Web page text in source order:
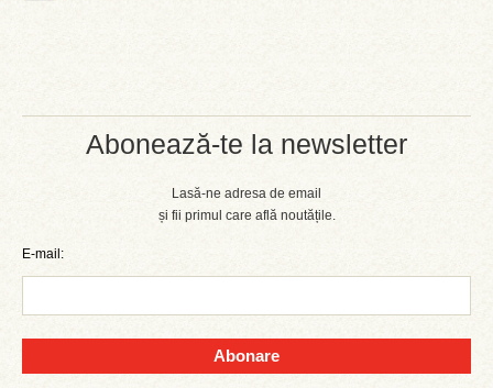
Abonează-te la newsletter
Lasă-ne adresa de email
și fii primul care află noutățile.
E-mail:
Abonare